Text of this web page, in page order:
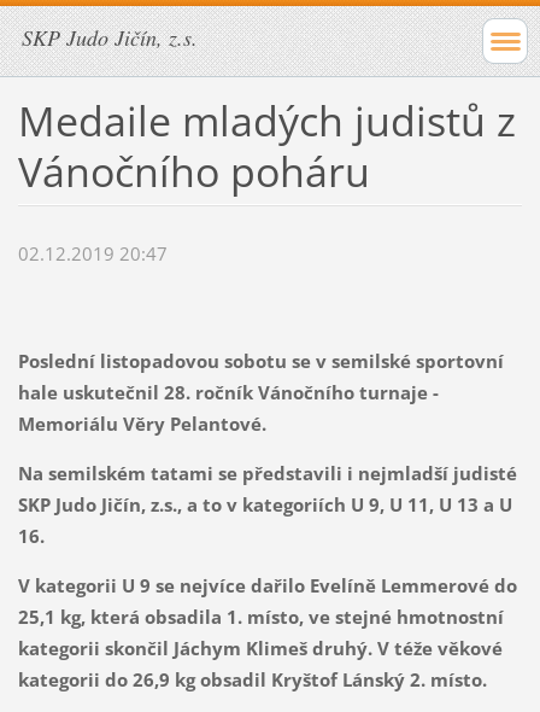
SKP Judo Jičín, z.s.
Medaile mladých judistů z
Vánočního poháru
02.12.2019 20:47
Poslední listopadovou sobotu se v semilské sportovní
hale uskutečnil 28. ročník Vánočního turnaje -
Memoriálu Věry Pelantové.
Na semilském tatami se představili i nejmladší judisté
SKP Judo Jičín, z.s., a to v kategoriích U 9, U 11, U 13 a U
16.
V kategorii U 9 se nejvíce dařilo Evelíně Lemmerové do
25,1 kg, která obsadila 1. místo, ve stejné hmotnostní
kategorii skončil Jáchym Klimeš druhý. V téže věkové
kategorii do 26,9 kg obsadil Kryštof Lánský 2. místo.